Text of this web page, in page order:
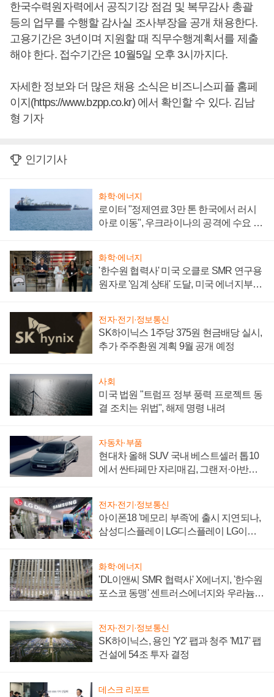
한국수력원자력에서 공직기강 점검 및 복무감사 총괄
등의 업무를 수행할 감사실 조사부장을 공개 채용한다.
고용기간은 3년이며 지원할 때 직무수행계획서를 제출
해야 한다. 접수기간은 10월5일 오후 3시까지다.
자세한 정보와 더 많은 채용 소식은 비즈니스피플 홈페
이지(https://www.bzpp.co.kr) 에서 확인할 수 있다. 김남
형 기자
인기기사
화학·에너지
로이터 "정제연료 3만 톤 한국에서 러시
아로 이동", 우크라이나의 공격에 수요 늘
화학·에너지
'한수원 협력사' 미국 오클로 SMR 연구용
원자로 '임계 상태' 도달, 미국 에너지부
전자·전기·정보통신
SK하이닉스 1주당 375원 현금배당 실시,
추가 주주환원 계획 9월 공개 예정
사회
미국 법원 "트럼프 정부 풍력 프로젝트 동
결 조치는 위법", 해제 명령 내려
자동차·부품
현대차 올해 SUV 국내 베스트셀러 톱10
에서 싼타페만 자리매김, 그랜저·아반떼
전자·전기·정보통신
아이폰18 '메모리 부족'에 출시 지연되나,
삼성디스플레이 LG디스플레이 LG이노
화학·에너지
'DL이앤씨 SMR 협력사' X에너지, '한수원
포스코 동맹' 센트러스에너지와 우라늄
전자·전기·정보통신
SK하이닉스, 용인 'Y2' 팹과 청주 'M17' 팹
건설에 54조 투자 결정
데스크 리포트